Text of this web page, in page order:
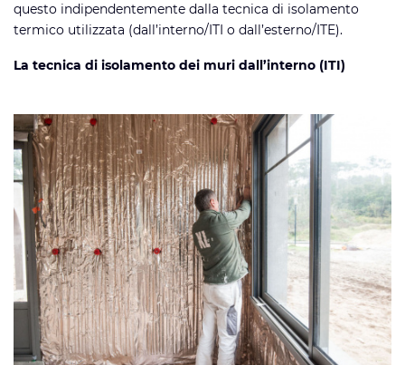
questo indipendentemente dalla tecnica di isolamento
termico utilizzata (dall’interno/ITI o dall’esterno/ITE).
La tecnica di isolamento dei muri dall’interno (ITI)